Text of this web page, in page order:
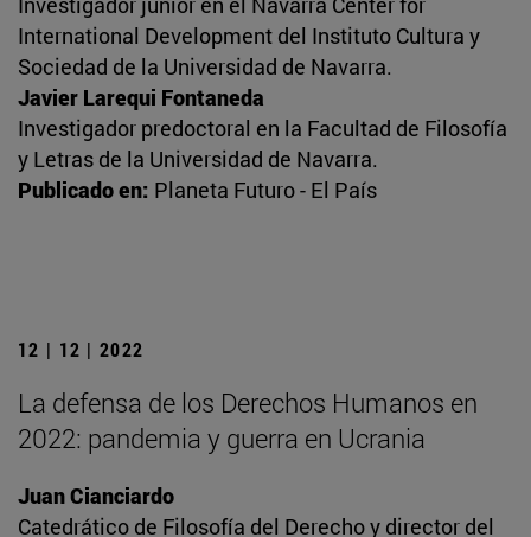
International Development del Instituto Cultura y
Sociedad de la Universidad de Navarra.
Javier Larequi Fontaneda
Investigador predoctoral en la Facultad de Filosofía
y Letras de la Universidad de Navarra.
Publicado en: Planeta Futuro - El País
12 | 12 | 2022
La defensa de los Derechos Humanos en
2022: pandemia y guerra en Ucrania
Juan Cianciardo
Catedrático de Filosofía del Derecho y director del